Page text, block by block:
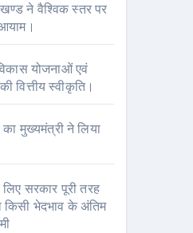
ने वैश्विक स्तर पर
योजनाओं एवं
वित्तीय स्वीकृति।
मुख्यमंत्री ने लिया
सरकार पूरी तरह
किसी भेदभाव के अंतिम